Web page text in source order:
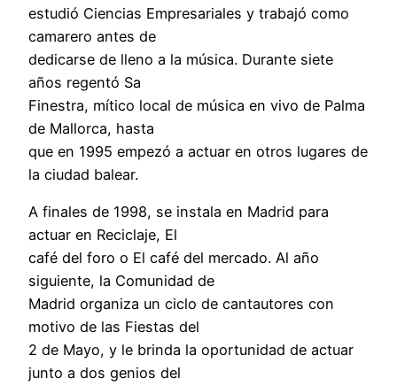
estudió Ciencias Empresariales y trabajó como
camarero antes de
dedicarse de lleno a la música. Durante siete
años regentó Sa
Finestra, mítico local de música en vivo de Palma
de Mallorca, hasta
que en 1995 empezó a actuar en otros lugares de
la ciudad balear.
A finales de 1998, se instala en Madrid para
actuar en Reciclaje, El
café del foro o El café del mercado. Al año
siguiente, la Comunidad de
Madrid organiza un ciclo de cantautores con
motivo de las Fiestas del
2 de Mayo, y le brinda la oportunidad de actuar
junto a dos genios del